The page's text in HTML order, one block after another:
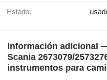
Estado:
Información adicional
Scania 2673079/
instrumentos para